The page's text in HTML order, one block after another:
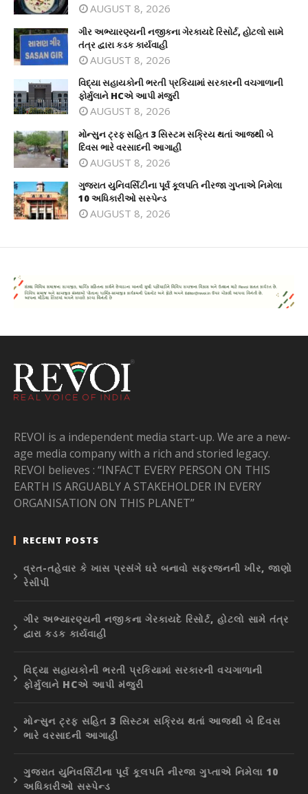
AUGUST 8, 2026
ગીર અભ્યારણ્યની નજીકના ગેરકાયદે રિસોર્ટ, હોટલો સામે
તંત્ર દ્વારા કડક કાર્યવાહી
AUGUST 8, 2026
વિદ્યા સહાયકોની ભરતી પ્રકિયામાં સરકારની વચગાળાની
ફોર્મુલાને HCએ આપી મંજુરી
AUGUST 8, 2026
મોન્સુન ટ્રફ સહિત 3 સિસ્ટમ સક્રિય થતાં આજથી બે
દિવસ ભારે વરસાદની આગાહી
AUGUST 8, 2026
ગુજરાત યુનિવર્સિટીના પૂર્વ કૂલપતિ નીરજા ગુપ્તાએ નિમેલા
10 અધિકારીઓ સસ્પેન્ડ
AUGUST 8, 2026
REVOI is a independent media start-up. We are a new-
age media company with a rich and storied legacy.
REVOI believes : “INFACT EVERY PERSON ON THIS
EARTH IS ARGUABLY A STAKEHOLDER IN EVERY
ORGANISATION ON THIS PLANET”
RECENT POSTS
વ્રત-તહેવાર કે ખાસ પ્રસંગે ઘરે બનાવો સફરજનની ખીર, જાણો
રેસીપી
ગીર અભ્યારણ્યની નજીકના ગેરકાયદે રિસોર્ટ, હોટલો સામે તંત્ર
દ્વારા કડક કાર્યવાહી
વિદ્યા સહાયકોની ભરતી પ્રકિયામાં સરકારની વચગાળાની
ફોર્મુલાને HCએ આપી મંજુરી
મોન્સુન ટ્રફ સહિત 3 સિસ્ટમ સક્રિય થતાં આજથી બે દિવસ
ભારે વરસાદની આગાહી
ગુજરાત યુનિવર્સિટીના પૂર્વ કૂલપતિ નીરજા ગુપ્તાએ નિમેલા 10
અધિકારીઓ સસ્પેન્ડ